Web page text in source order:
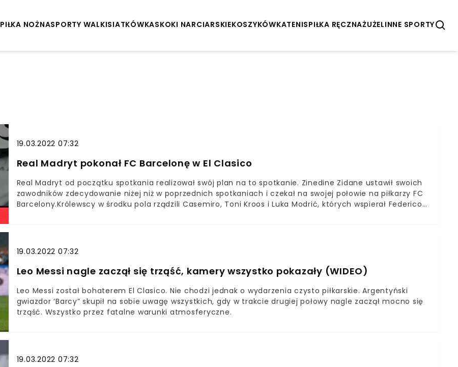
PIŁKA NOŻNASPORTY WALKISIATKÓWKASKOKI NARCIARSKIEKOSZYKÓWKATENISPIŁKA RĘCZNAŻUŻELINNE SPORTY
19.03.2022 07:32
Real Madryt pokonał FC Barcelonę w El Clasico
Real Madryt od początku spotkania realizował swój plan na to spotkanie. Zinedine Zidane ustawił swoich
zawodników zdecydowanie niżej niż w poprzednich spotkaniach i czekał na swojej połowie na piłkarzy FC
Barcelony.Królewscy w środku pola rządzili Casemiro, Toni Kroos i Luka Modrić, których wspierał Federico
19.03.2022 07:32
Leo Messi nagle zaczął się trząść, kamery wszystko pokazały (WIDEO)
Leo Messi został bohaterem El Clasico. Nie chodzi jednak o wydarzenia czysto piłkarskie. Argentyński
gwiazdor ‘Barcy” skupił na sobie uwagę wszystkich, gdy w trakcie drugiej połowy nagle zaczął mocno się
trząść. Wszystko przez fatalne warunki atmosferyczne.
19.03.2022 07:32